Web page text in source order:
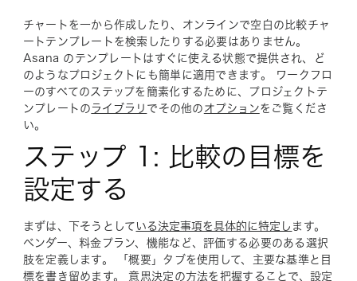
チャートを一から作成したり、オンラインで空白の比較チャ
ートテンプレートを検索したりする必要はありません。
Asana のテンプレートはすぐに使える状態で提供され、ど
のようなプロジェクトにも簡単に適用できます。 ワークフロ
ーのすべてのステップを簡素化するために、プロジェクトテ
ンプレートの ライブラリ でその他の オプションをご覧くださ
い。
ステップ 1: 比較の目標を
設定する
まずは、下そうとして いる決定事項を具体的に特定し ます。
ベンダー、料金プラン、機能など、評価する必要のある選択
肢を定義します。 「概要」タブを使用して、主要な基準と目
標を書き留めます。 意思決定の方法を把握することで、設定